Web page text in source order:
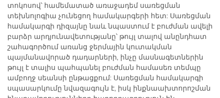
տոկոսով՝ համեմատած առաջադեմ սառեցման
տեխնոլոգիա չունեցող համակարգերի հետ: Սառեցման
համակարգի դիզայնը նաև նպաստում է բուժման ավելի
բարձր արդյունավետությանը՝ թույլ տալով անընդհատ
շահագործում առանց ջերմային կուտակման
պայմանավորած դադարների, ինչը մասնագետներին
թույլ է տալիս պահպանել բուժման համասեռ տեմպը
ամբողջ սեանսի ընթացքում: Սառեցման համակարգի
սպասարկումը նվազագույն է, իսկ ինքնաախտորոշման